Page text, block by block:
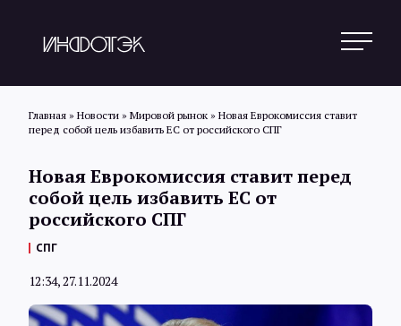
Новости
Главная » Новости » Мировой рынок » Новая Еврокомиссия ставит
перед собой цель избавить ЕС от российского СПГ
Новая Еврокомиссия ставит перед
собой цель избавить ЕС от
российского СПГ
СПГ
12:34, 27.11.2024